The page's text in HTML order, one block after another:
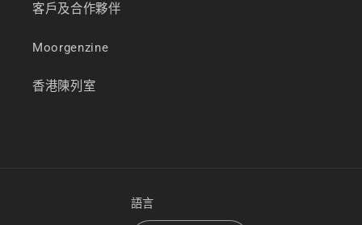
客戶及合作夥伴
Moorgenzine
香港陳列室
語言